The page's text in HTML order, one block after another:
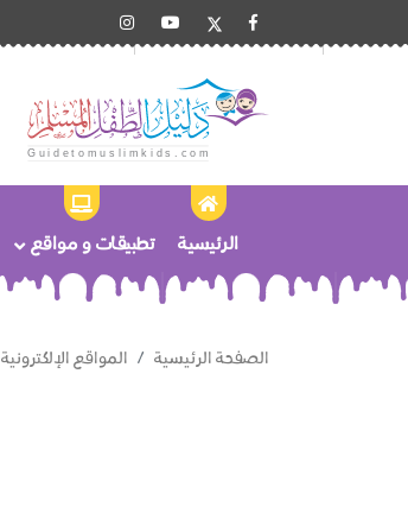
الرئيسية تطبيقات و مواقع
الصفحة الرئيسية المواقع الإلكترونية